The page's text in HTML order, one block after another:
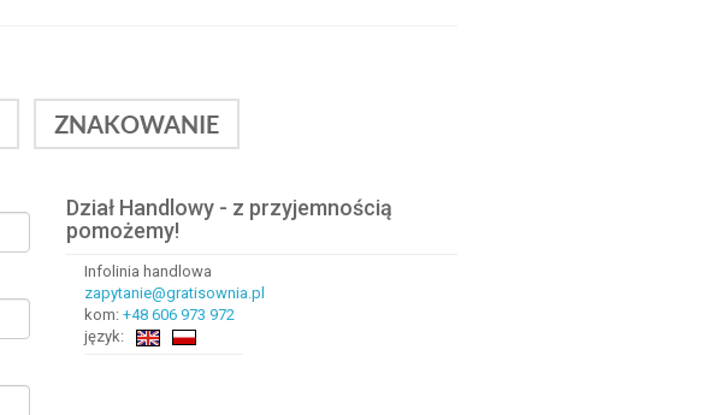
ZNAKOWANIE
Dział Handlowy - z przyjemnością
pomożemy!
Infolinia handlowa
zapytanie@gratisownia.pl
kom:+48 606 973 972
język: